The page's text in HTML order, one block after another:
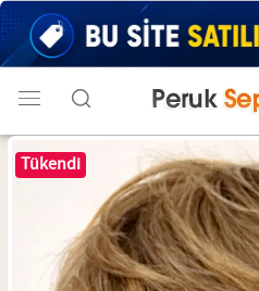
Tükendi